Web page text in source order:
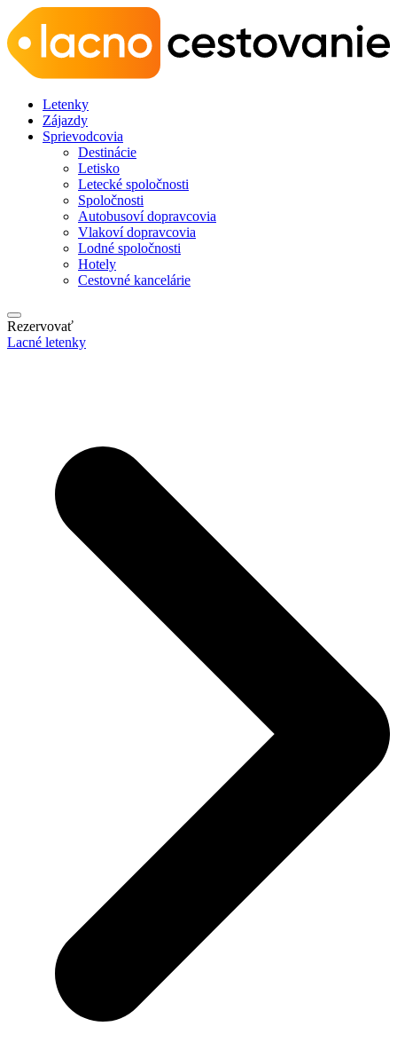
Letenky
Zájazdy
Sprievodcovia
Destinácie
Letisko
Letecké spoločnosti
Spoločnosti
Autobusoví dopravcovia
Vlakoví dopravcovia
Lodné spoločnosti
Hotely
Cestovné kancelárie
Rezervovať
Lacné letenky